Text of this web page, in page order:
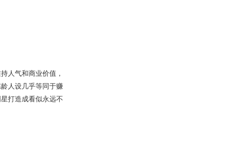
人气和商业价值，
人设几乎等同于赚
打造成看似永远不